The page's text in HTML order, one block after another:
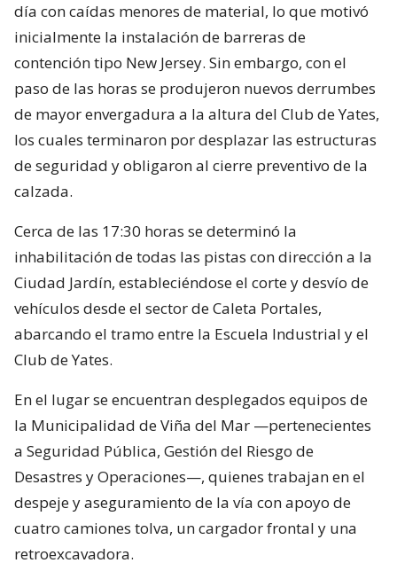
día con caídas menores de material, lo que motivó
inicialmente la instalación de barreras de
contención tipo New Jersey. Sin embargo, con el
paso de las horas se produjeron nuevos derrumbes
de mayor envergadura a la altura del Club de Yates,
los cuales terminaron por desplazar las estructuras
de seguridad y obligaron al cierre preventivo de la
calzada.
Cerca de las 17:30 horas se determinó la
inhabilitación de todas las pistas con dirección a la
Ciudad Jardín, estableciéndose el corte y desvío de
vehículos desde el sector de Caleta Portales,
abarcando el tramo entre la Escuela Industrial y el
Club de Yates.
En el lugar se encuentran desplegados equipos de
la Municipalidad de Viña del Mar —pertenecientes
a Seguridad Pública, Gestión del Riesgo de
Desastres y Operaciones—, quienes trabajan en el
despeje y aseguramiento de la vía con apoyo de
cuatro camiones tolva, un cargador frontal y una
retroexcavadora.